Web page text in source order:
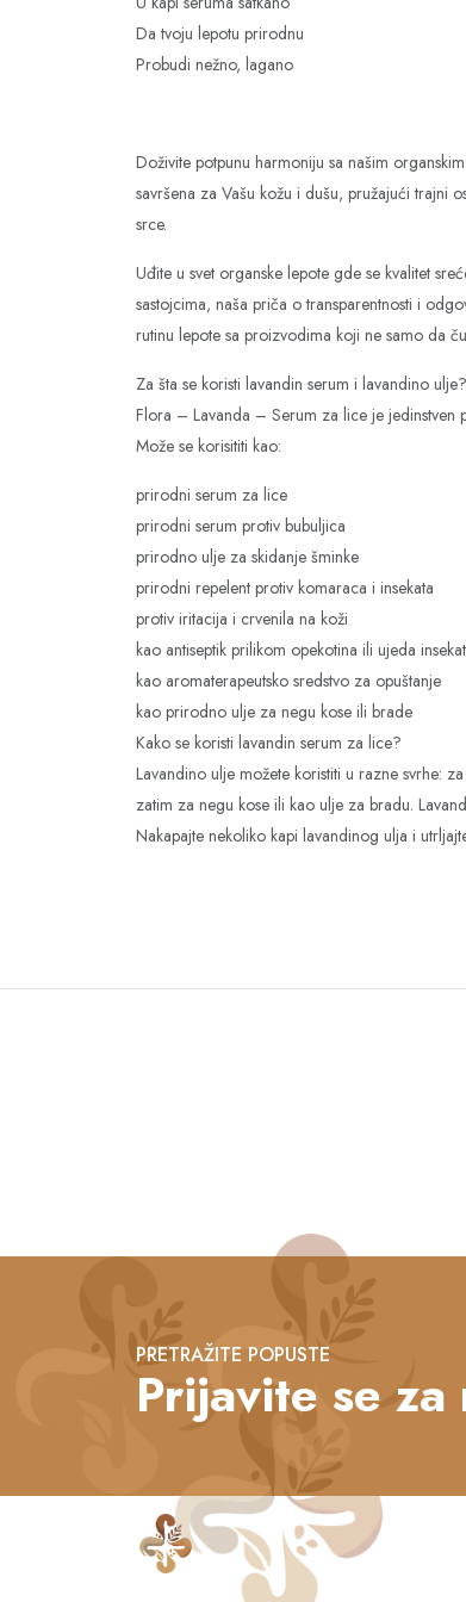
Da tvoju lepotu prirodnu
Probudi nežno, lagano
Doživite potpunu harmoniju sa našim
savršena za Vašu kožu i dušu, pružajući trajni
srce.
Uđite u svet organske lepote gde se kvalitet
sastojcima, naša priča o transparentnosti i
rutinu lepote sa proizvodima koji ne samo da
Za šta se koristi lavandin serum i lavandino ulje?
Flora – Lavanda – Serum za lice je jedinstven
Može se korisititi kao:
prirodni serum za lice
prirodni serum protiv bubuljica
prirodno ulje za skidanje šminke
prirodni repelent protiv komaraca i insekata
protiv iritacija i crvenila na koži
kao antiseptik prilikom opekotina ili ujeda
kao aromaterapeutsko sredstvo za opuštanje
kao prirodno ulje za negu kose ili brade
Kako se koristi lavandin serum za lice?
Lavandino ulje možete koristiti u razne svrhe:
zatim za negu kose ili kao ulje za bradu.
Nakapajte nekoliko kapi lavandinog ulja i
PRETRAŽITE POPUSTE
Prijavite se za